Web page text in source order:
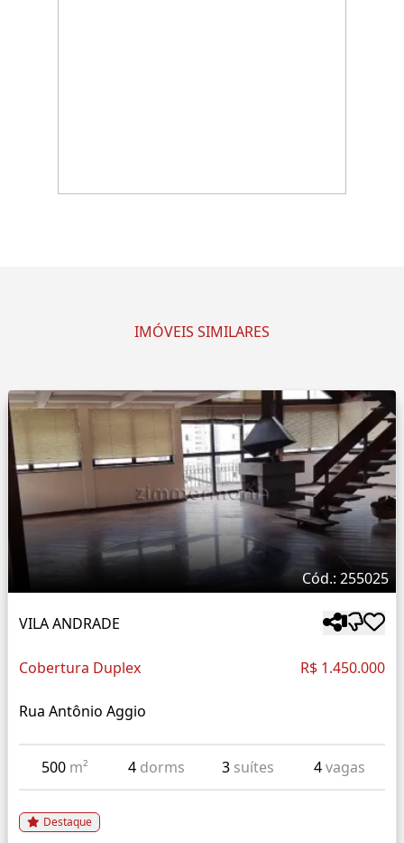
IMÓVEIS SIMILARES
Cód.: 255025
VILA ANDRADE
Cobertura Duplex R$ 1.450.000
Rua Antônio Aggio
500 m² 4 dorms 3 suítes 4vagas
Destaque